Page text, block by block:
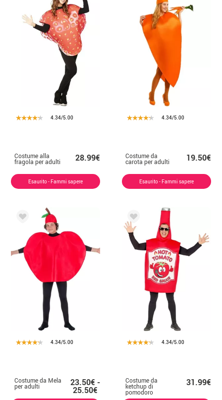
4.34/5.00
Costume alla
fragola per adulti 28.99€
Esaurito - Fammi sapere
4.34/5.00
Costume da
carota per adulti 19.50€
Esaurito - Fammi sapere
4.34/5.00
Costume da Mela
per adulti 23.50€ -
25.50€
4.34/5.00
Costume da
ketchup di
pomodoro
piccante per
31.99€